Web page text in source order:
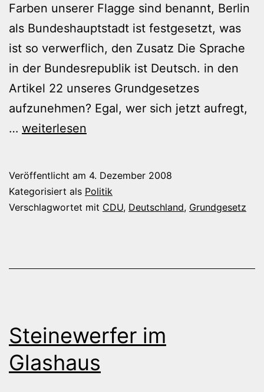
Farben unserer Flagge sind benannt, Berlin
als Bundeshauptstadt ist festgesetzt, was
ist so verwerflich, den Zusatz Die Sprache
in der Bundesrepublik ist Deutsch. in den
Artikel 22 unseres Grundgesetzes
aufzunehmen? Egal, wer sich jetzt aufregt,
… Deutsch
weiterlesen
Veröffentlicht am 4. Dezember 2008
Kategorisiert als Politik
Verschlagwortet mit CDU, Deutschland, Grundgesetz
Steinewerfer im
Glashaus